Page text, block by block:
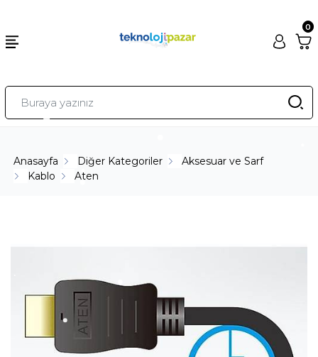
0
Anasayfa Diğer Kategoriler
Aksesuar ve Sarf
Kablo
Aten